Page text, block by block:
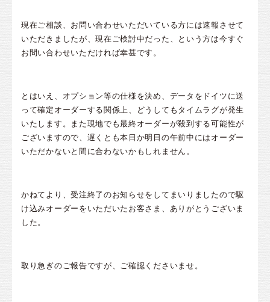
現在ご相談、お問い合わせいただいている方には速報させて
いただきましたが、現在ご検討中だった、という方は今すぐ
お問い合わせいただければ幸甚です。
とはいえ、オプション等の仕様を決め、データをドイツに送
って確定オーダーする関係上、どうしてもタイムラグが発生
いたします。また現地でも最終オーダーが殺到する可能性が
ございますので、遅くとも本日か明日の午前中にはオーダー
いただかないと間に合わないかもしれません。
かねてより、受注終了のお知らせをしてまいりましたので駆
け込みオーダーをいただいたお客さま、ありがとうございま
した。
取り急ぎのご報告ですが、ご確認くださいませ。